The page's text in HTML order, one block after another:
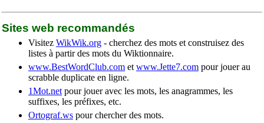
Sites web recommandés
Visitez WikWik.org - cherchez des mots et construisez des
listes à partir des mots du Wiktionnaire.
www.BestWordClub.com et www.Jette7.com pour jouer au
scrabble duplicate en ligne.
1Mot.net pour jouer avec les mots, les anagrammes, les
suffixes, les préfixes, etc.
Ortograf.ws pour chercher des mots.